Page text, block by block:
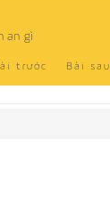
an gì
trước Bài sau